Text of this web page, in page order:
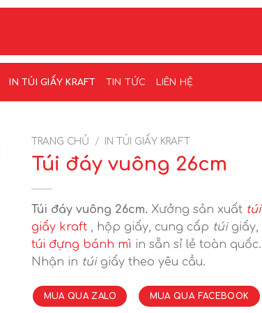
IN TÚI GIẤY KRAFT TIN TỨC LIÊN HỆ
TRANG CHỦ / IN TÚI GIẤY KRAFT
Túi đáy vuông 26cm
Túi đáy vuông 26cm. Xưởng sản xuất túi
giấy kraft , hộp giấy, cung cấp túigiấy,
túi đựng bánh mì in sẵn sỉ lẻ toàn quốc.
Nhận in túigiấy theo yêu cầu.
MUA QUA ZALO MUA QUA FACEBOOK